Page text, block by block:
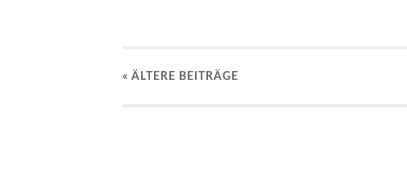
« ÄLTERE BEITRÄGE